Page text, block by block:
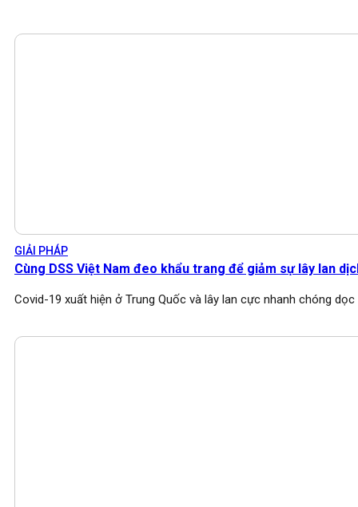
GIẢI PHÁP
Cùng DSS Việt Nam đeo khẩu trang để giảm sự lây lan
Covid-19 xuất hiện ở Trung Quốc và lây lan cực nhanh chóng